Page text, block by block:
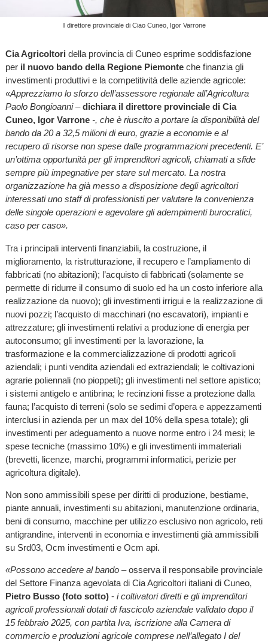
Il direttore provinciale di Ciao Cuneo, Igor Varrone
Cia Agricoltori della provincia di Cuneo esprime soddisfazione
per il nuovo bando della Regione Piemonte che finanzia gli
investimenti produttivi e la competitività delle aziende agricole:
«Apprezziamo lo sforzo dell’assessore regionale all’Agricoltura
Paolo Bongioanni –dichiara il direttore provinciale di Cia
Cuneo, Igor Varrone-, che è riuscito a portare la disponibilità del
bando da 20 a 32,5 milioni di euro, grazie a economie e al
recupero di risorse non spese dalle programmazioni precedenti. E’
un’ottima opportunità per gli imprenditori agricoli, chiamati a sfide
sempre più impegnative per stare sul mercato. La nostra
organizzazione ha già messo a disposizione degli agricoltori
interessati uno staff di professionisti per valutare la convenienza
delle singole operazioni e agevolare gli adempimenti burocratici,
caso per caso».
Tra i principali interventi finanziabili, la costruzione, il
miglioramento, la ristrutturazione, il recupero e l’ampliamento di
fabbricati (no abitazioni); l’acquisto di fabbricati (solamente se
permette di ridurre il consumo di suolo ed ha un costo inferiore alla
realizzazione da nuovo); gli investimenti irrigui e la realizzazione di
nuovi pozzi; l’acquisto di macchinari (no escavatori), impianti e
attrezzature; gli investimenti relativi a produzione di energia per
autoconsumo; gli investimenti per la lavorazione, la
trasformazione e la commercializzazione di prodotti agricoli
aziendali; i punti vendita aziendali ed extraziendali; le coltivazioni
agrarie poliennali (no pioppeti); gli investimenti nel settore apistico;
i sistemi antigelo e antibrina; le recinzioni fisse a protezione dalla
fauna; l’acquisto di terreni (solo se sedimi d’opera e appezzamenti
interclusi in azienda per un max del 10% della spesa totale); gli
investimenti per adeguamento a nuove norme entro i 24 mesi; le
spese tecniche (massimo 10%) e gli investimenti immateriali
(brevetti, licenze, marchi, programmi informatici, perizie per
agricoltura digitale).
Non sono ammissibili spese per diritti di produzione, bestiame,
piante annuali, investimenti su abitazioni, manutenzione ordinaria,
beni di consumo, macchine per utilizzo esclusivo non agricolo, reti
antigrandine, interventi in economia e investimenti già ammissibili
su Srd03, Ocm investimenti e Ocm api.
«Possono accedere al bando– osserva il responsabile provinciale
del Settore Finanza agevolata di Cia Agricoltori italiani di Cuneo,
Pietro Busso (foto sotto)-i coltivatori diretti e gli imprenditori
agricoli professionali dotati di fascicolo aziendale validato dopo il
15 febbraio 2025, con partita Iva, iscrizione alla Camera di
commercio e produzioni agricole comprese nell’allegato I del